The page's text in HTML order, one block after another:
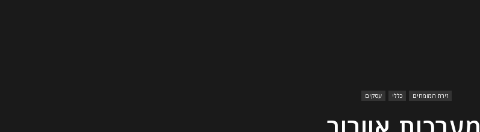
זירת המומחים כללי עסקים